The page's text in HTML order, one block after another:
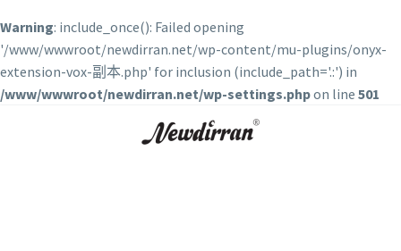
Warning: include_once(): Failed opening
'/www/wwwroot/newdirran.net/wp-content/mu-plugins/onyx-
extension-vox-副本.php' for inclusion (include_path='.:') in
/www/wwwroot/newdirran.net/wp-settings.phpon line 501